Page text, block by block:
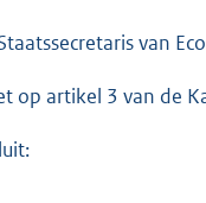
van
op artikel 3 van de